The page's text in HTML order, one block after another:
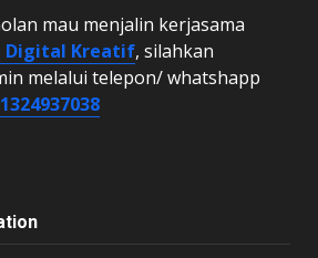
mau menjalin kerjasama
Digital Kreatif, silahkan
melalui telepon/ whatshapp